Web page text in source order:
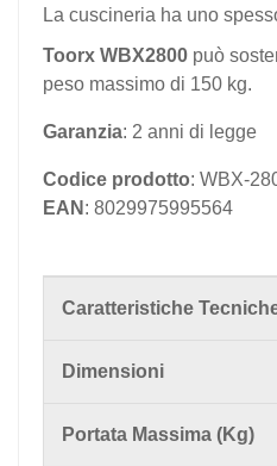
La cuscineria ha uno
Toorx WBX2800 può
peso massimo di 150 kg.
Garanzia: 2 anni di legge
Codice prodotto: WBX-
EAN : 8029975995564
Caratteristiche
Dimensioni
Portata Massima (Kg)